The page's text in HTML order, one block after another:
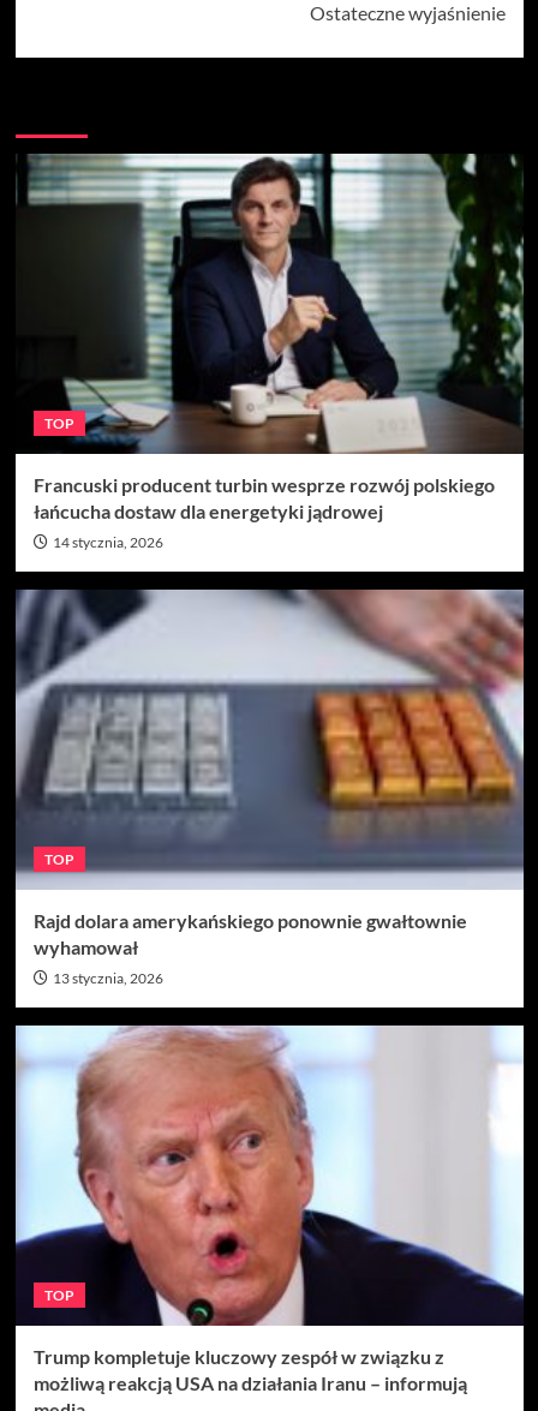
Ostateczne wyjaśnienie
TOP
Francuski producent turbin wesprze rozwój polskiego
łańcucha dostaw dla energetyki jądrowej
14 stycznia, 2026
TOP
Rajd dolara amerykańskiego ponownie gwałtownie
wyhamował
13 stycznia, 2026
TOP
Trump kompletuje kluczowy zespół w związku z
możliwą reakcją USA na działania Iranu – informują